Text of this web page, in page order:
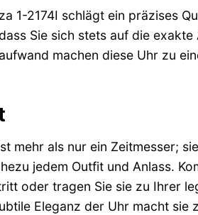
1-2174I schlägt ein präzises
Sie sich stets auf die
machen diese Uhr zu
mehr als nur ein Zeitmesser;
jedem Outfit und Anlass.
oder tragen Sie sie zu Ihrer
Eleganz der Uhr macht sie